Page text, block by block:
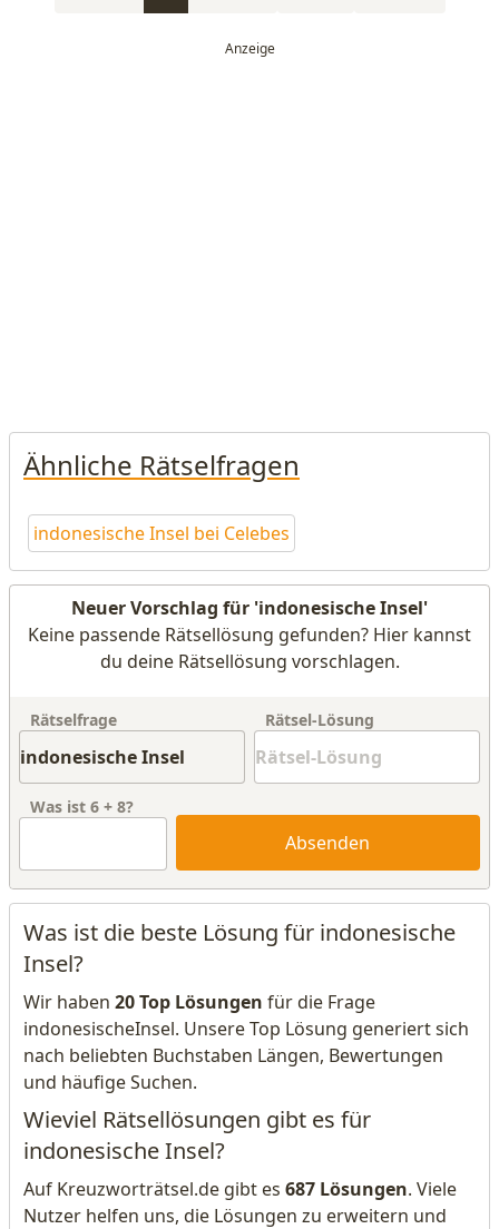
Ähnliche Rätselfragen
indonesische Insel bei Celebes
Neuer Vorschlag für 'indonesische Insel'
Keine passende Rätsellösung gefunden? Hier kannst
du deine Rätsellösung vorschlagen.
Rätselfrage Rätsel-Lösung
Was ist 6 + 8?
Absenden
Was ist die beste Lösung für indonesische
Insel?
Wir haben 20 Top Lösungen für die Frage
indonesischeInsel. Unsere Top Lösung generiert sich
nach beliebten Buchstaben Längen, Bewertungen
und häufige Suchen.
Wieviel Rätsellösungen gibt es für
indonesische Insel?
Auf Kreuzworträtsel.de gibt es 687 Lösungen. Viele
Nutzer helfen uns, die Lösungen zu erweitern und